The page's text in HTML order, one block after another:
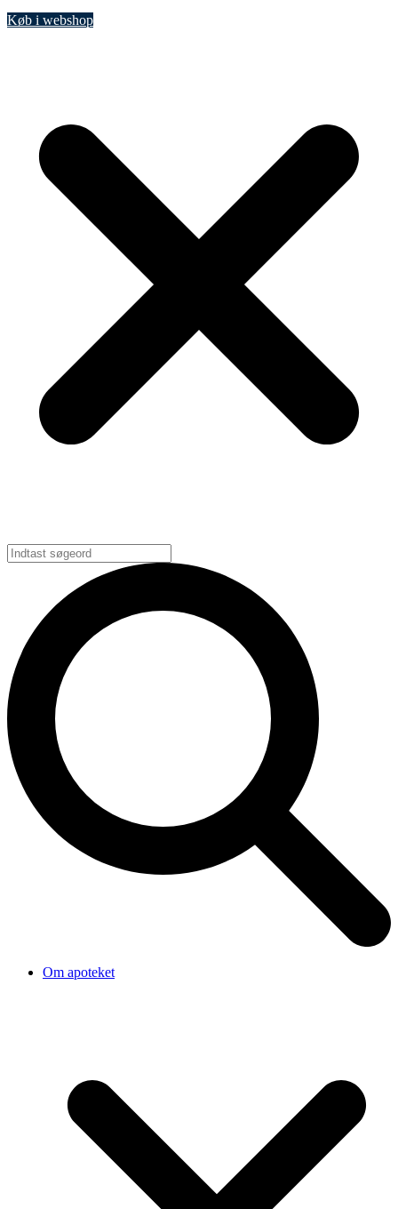
Køb i webshop
Om apoteket